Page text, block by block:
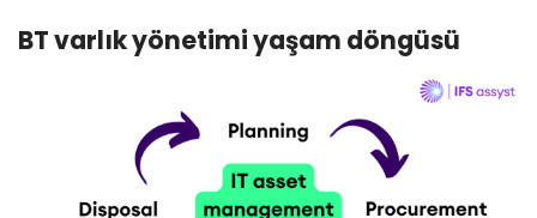
BT varlık yönetimi yaşam döngüsü